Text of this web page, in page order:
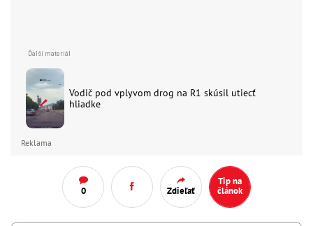
Vodič pod vplyvom drog na R1 skúsil utiecť
hliadke
Reklama
0 Zdieľať
Tip na
článok